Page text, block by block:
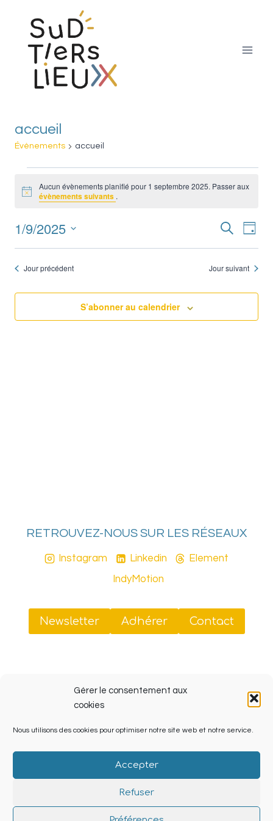
Gérer le consentement aux
cookies
Nous utilisons des cookies pour optimiser notre site web et notre service.
Accepter
Refuser
contenu
accueil
Évènements accueil
Évènements
1
Notice
Aucun évènements planifié pour 1 septembre 2025. Passer aux
évènements suivants .
Recherche
de
Jour
1/9/2025
Sélectionnez
Jour précédent Jour suivant
S’abonner au calendrier
RETROUVEZ-NOUS SUR LES RÉSEAUX
Instagram Linkedin
Element
IndyMotion
Newsletter Adhérer Contact
Sud Tiers-Lieux
41 rue Jobin, 13003 Marseille (ZINC, Friche La Belle